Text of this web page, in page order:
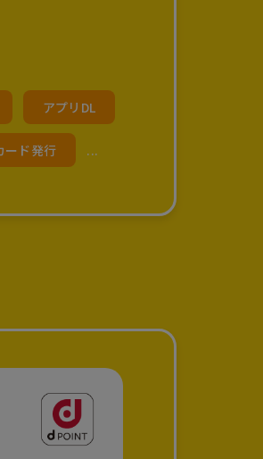
アプリDL
ード発行 ...